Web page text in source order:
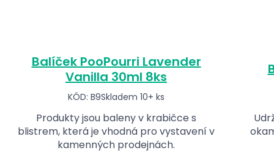
Balíček PooPourri Lavender
Vanilla 30ml 8ks
KÓD: B9Skladem 10+ ks
Produkty jsou baleny v krabičce s
blistrem, která je vhodná pro vystavení v
kamenných prodejnách.